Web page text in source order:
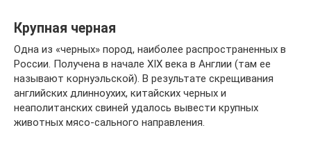
Крупная черная
Одна из «черных» пород, наиболее распространенных в
России. Получена в начале XIX века в Англии (там ее
называют корнуэльской). В результате скрещивания
английских длинноухих, китайских черных и
неаполитанских свиней удалось вывести крупных
животных мясо-сального направления.